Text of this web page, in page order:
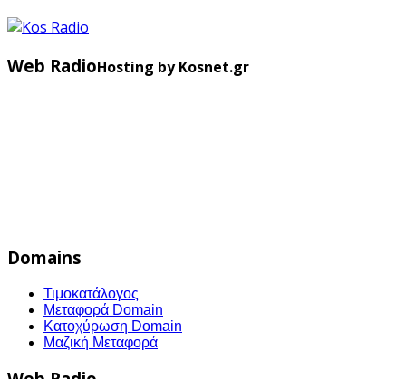
Web RadioHosting by Kosnet.gr
Domains
Τιμοκατάλογος
Μεταφορά Domain
Κατοχύρωση Domain
Μαζική Μεταφορά